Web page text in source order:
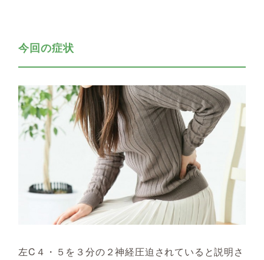
今回の症状
左C４・５を３分の２神経圧迫されていると説明さ